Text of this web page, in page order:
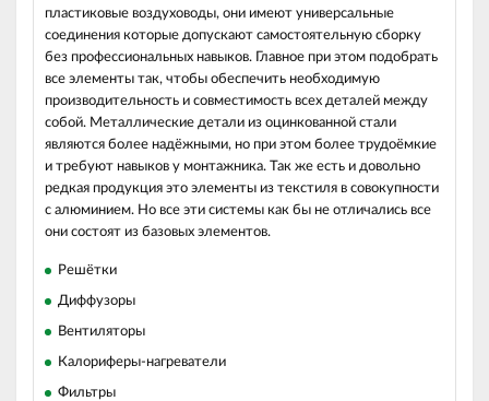
пластиковые воздуховоды, они имеют универсальные
соединения которые допускают самостоятельную сборку
без профессиональных навыков. Главное при этом подобрать
все элементы так, чтобы обеспечить необходимую
производительность и совместимость всех деталей между
собой. Металлические детали из оцинкованной стали
являются более надёжными, но при этом более трудоёмкие
и требуют навыков у монтажника. Так же есть и довольно
редкая продукция это элементы из текстиля в совокупности
с алюминием. Но все эти системы как бы не отличались все
они состоят из базовых элементов.
Решётки
Диффузоры
Вентиляторы
Калориферы-нагреватели
Фильтры